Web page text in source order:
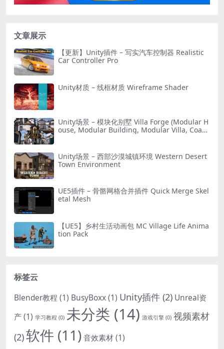
文章展示
【更新】Unity插件 – 写实汽车控制器 Realistic
Car Controller Pro
Unity材质 – 线框材质 Wireframe Shader
Unity场景 – 模块化别墅 Villa Forge (Modular H
ouse, Modular Building, Modular Villa, Coast
Unity场景 – 西部沙漠城镇环境 Western Desert
Town Environment
UE5插件 – 骨骼网格合并插件 Quick Merge Skel
etal Mesh
【UE5】乡村生活动画包 MC Village Life Anima
tion Pack
标签云
Blender教程 (1) BusyBoxx(1) Unity插件 (2) Unreal资
产(1) 学习教程 (0) 未分类 (14) 游戏引擎 (0) 视频素材
(2)软件 (11)音效素材(1)